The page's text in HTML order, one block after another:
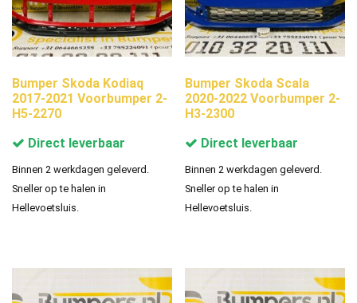
Bumper Skoda Kodiaq
2017-2021 Voorbumper 2-
H5-2270
Direct leverbaar
Binnen 2 werkdagen geleverd.
Sneller op te halen in
Hellevoetsluis.
Bumper Skoda Scala
2020-2022 Voorbumper 2-
H3-2300
Direct leverbaar
Binnen 2 werkdagen geleverd.
Sneller op te halen in
Hellevoetsluis.